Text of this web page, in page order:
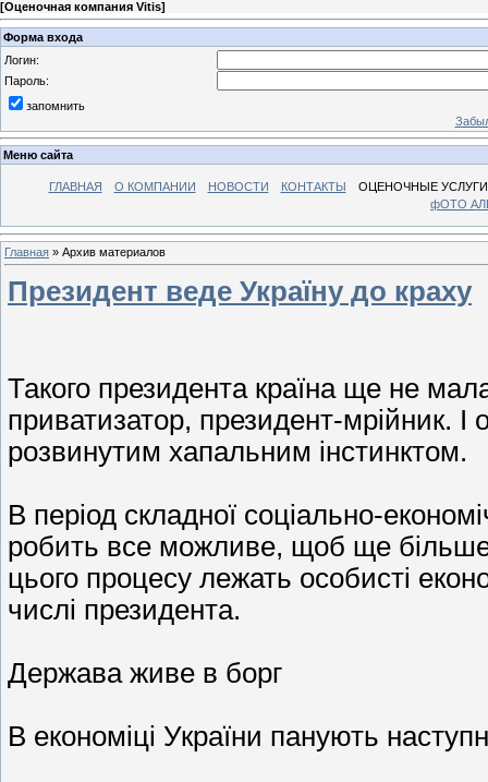
[Оценочная компания Vitis]
Форма входа
Логин:
Пароль:
запомнить
Меню сайта
ГЛАВНАЯ О КОМПАНИИ НОВОСТИ КОНТАКТЫ
ОЦЕНОЧНЫЕ УСЛУГИ
фОТО
Главная » Архив материалов
Президент веде Україну до краху
Такого президента країна ще не
приватизатор, президент-мрійник. І
розвинутим хапальним інстинктом.
В період складної соціально-
робить все можливе, щоб ще більше
цього процесу лежать особисті
числі президента.
Держава живе в борг
В економіці України панують